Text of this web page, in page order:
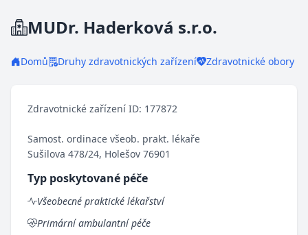
MUDr. Haderková s.r.o.
Domů Druhy zdravotnických zařízení Zdravotnické obory
Zdravotnické zařízení ID: 177872
Samost. ordinace všeob. prakt. lékaře
Sušilova 478/24, Holešov 76901
Typ poskytované péče
Všeobecné praktické lékařství
Primární ambulantní péče